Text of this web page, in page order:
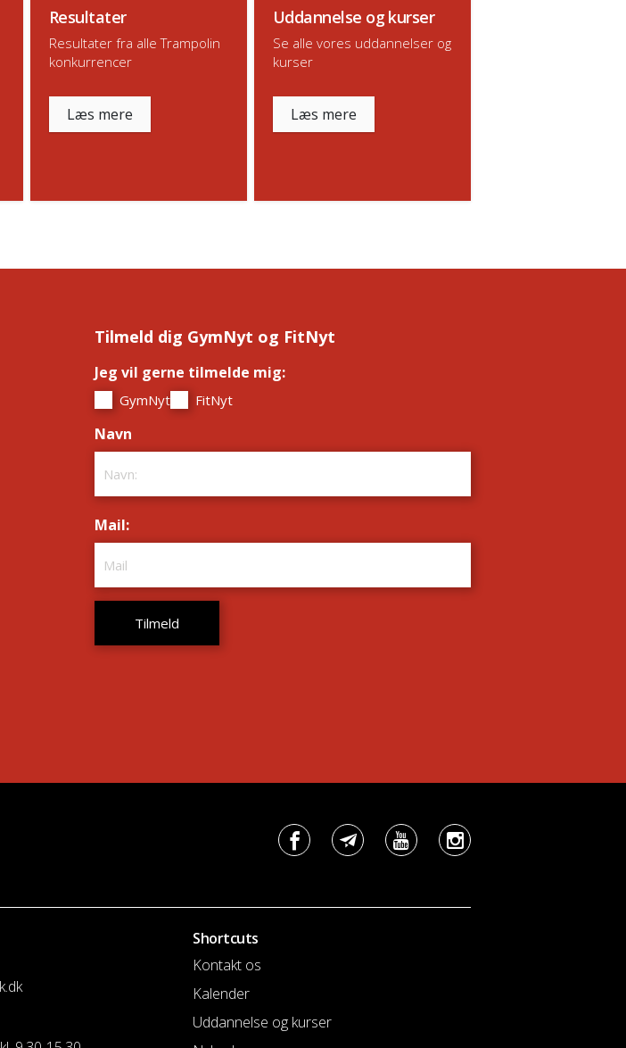
Resultater
Resultater fra alle Trampolin
konkurrencer
Læs mere
Uddannelse og kurser
Se alle vores uddannelser og
kurser
Læs mere
Tilmeld dig GymNyt og FitNyt
Jeg vil gerne tilmelde mig:
GymNyt FitNyt
Navn
Mail:
Shortcuts
Kontakt os
Kalender
Uddannelse og kurser